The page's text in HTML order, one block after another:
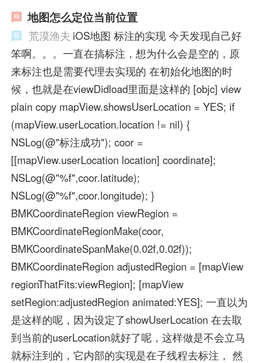
地图怎么定位当前位置
荒漠渔夫 iOS地图 标注的实现 今天发现自己好
笨啊。。。一直在搞标注，想为什么会是空的，原
来标注也是需要代理去实现的 在初始化地图的时
候，也就是在viewDidload里面是这样的 [objc] view
plain copy mapView.showsUserLocation = YES; if
(mapView.userLocation.location != nil) {
NSLog(@"标注成功"); coor =
[[mapView.userLocation location] coordinate];
NSLog(@"%f",coor.latitude);
NSLog(@"%f",coor.longitude); }
BMKCoordinateRegion viewRegion =
BMKCoordinateRegionMake(coor,
BMKCoordinateSpanMake(0.02f,0.02f));
BMKCoordinateRegion adjustedRegion = [mapView
regionThatFits:viewRegion]; [mapView
setRegion:adjustedRegion animated:YES]; 一直以为
是这样的呢，因为设定了showUserLocation 在去取
到当前的userLocation就好了呢，这样做是不会立马
就标注到的，它内部的实现是在子线程去标注， 然